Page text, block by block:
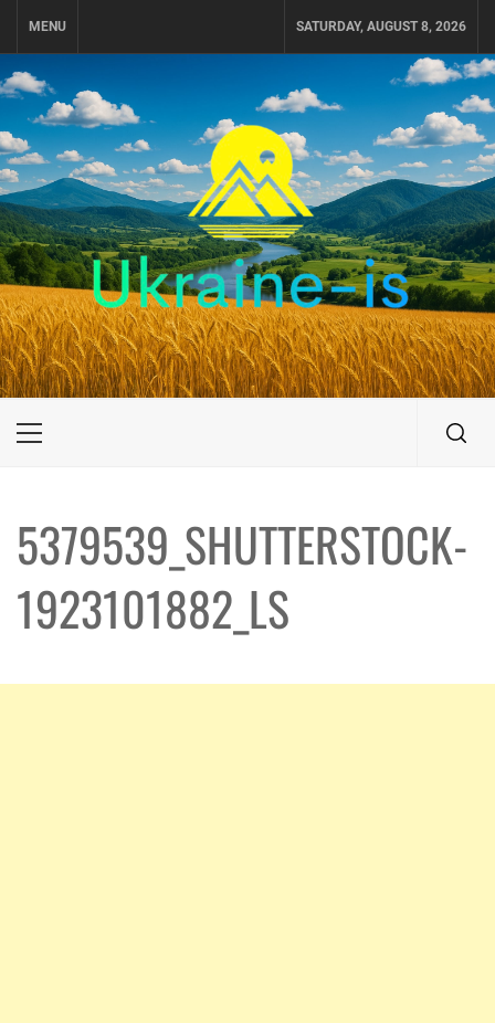
MENU SATURDAY, AUGUST 8, 2026
UKRAINE-IS
ПОДОРОЖI ПО УКРАЇНІ
Primary
5379539_SHUTTERSTOCK-
1923101882_LS